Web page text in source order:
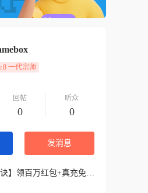
一代宗师
回帖
0
听众
0
发消息